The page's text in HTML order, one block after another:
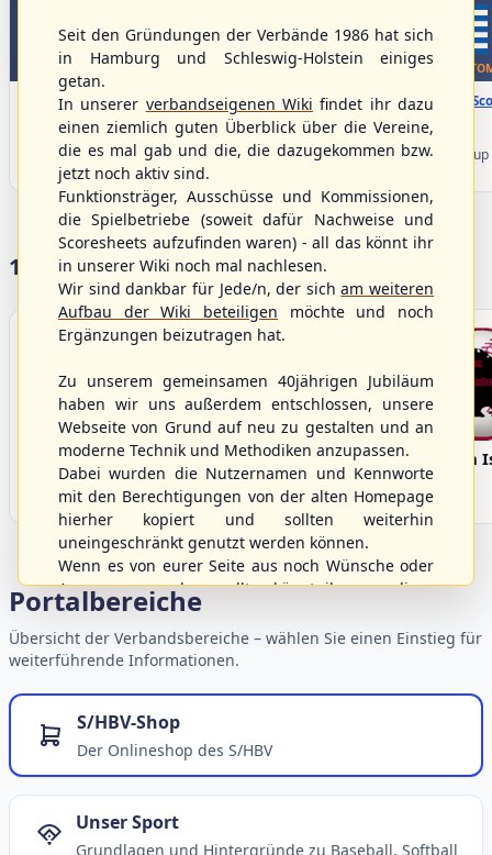
WBSC Europe TOP 4
08:00 Uhr(€) Box-Score
Denmark vs. Lithuania
U-23 Baseball European
Championship B Pool 2026 - Group
Germany
WBSC Europe
08:00 Uhr(€) Box-
Türkiye vs. Greece
U-23 Baseball European
Championship B Pool 2026 - Group
17 Vereine im S/HBV
Bargenstedt
Beavers
Elmshorn Alligators Fehmarn
Portalbereiche
Übersicht der Verbandsbereiche – wählen Sie einen Einstieg für
weiterführende Informationen.
S/HBV-Shop
Der Onlineshop des S/HBV
Unser Sport
Grundlagen und Hintergründe zu Baseball, Softball
Seit den Gründungen der Verbände 1986 hat sich
in Hamburg und Schleswig-Holstein einiges
getan.
In unserer verbandseigenen Wiki findet ihr dazu
einen ziemlich guten Überblick über die Vereine,
die es mal gab und die, die dazugekommen bzw.
jetzt noch aktiv sind.
Funktionsträger, Ausschüsse und Kommissionen,
die Spielbetriebe (soweit dafür Nachweise und
Scoresheets aufzufinden waren) - all das könnt ihr
in unserer Wiki noch mal nachlesen.
Wir sind dankbar für Jede/n, der sicham weiteren
Aufbau der Wiki beteiligen möchte und noch
Ergänzungen beizutragen hat.
Zu unserem gemeinsamen 40jährigen Jubiläum
haben wir uns außerdem entschlossen, unsere
Webseite von Grund auf neu zu gestalten und an
moderne Technik und Methodiken anzupassen.
Dabei wurden die Nutzernamen und Kennworte
mit den Berechtigungen von der alten Homepage
hierher kopiert und sollten weiterhin
uneingeschränkt genutzt werden können.
Wenn es von eurer Seite aus noch Wünsche oder
Anregungen geben sollte, könnt ihr uns diese
gerne an die Verbandsadresse
schicken.